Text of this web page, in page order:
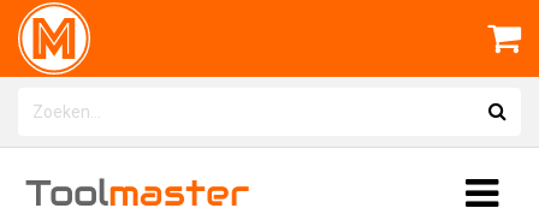
Toolmaster